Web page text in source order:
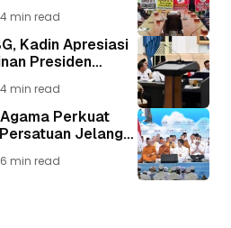
Warga Lebih
4 min read
Kadin Apresiasi
Presiden
4 min read
Perkuat
Jelang
6 min read